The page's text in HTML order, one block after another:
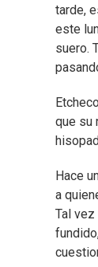
tarde,
este
suero.
que su
Hace
a
Tal vez